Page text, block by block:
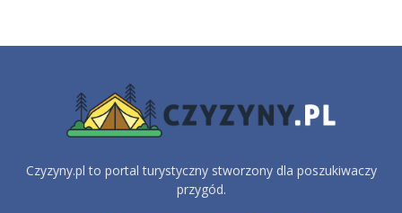
Czyzyny.pl to portal turystyczny stworzony dla poszukiwaczy
przygód.